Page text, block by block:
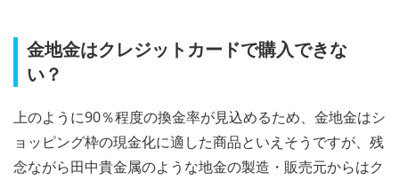
金地金はクレジットカードで購入できな
い？
上のように90％程度の換金率が見込めるため、金地金はシ
ョッピング枠の現金化に適した商品といえそうですが、残
念ながら田中貴金属のような地金の製造・販売元からはク